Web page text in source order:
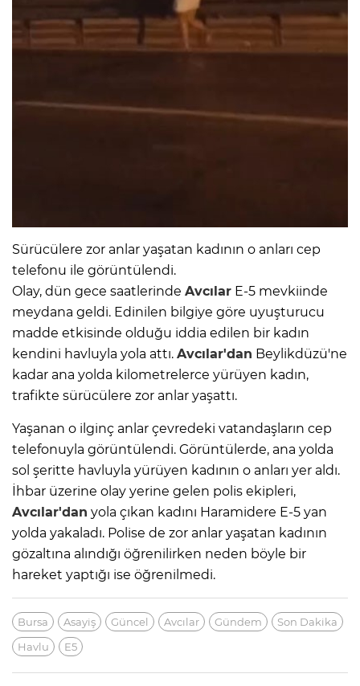
Sürücülere zor anlar yaşatan kadının o anları cep
telefonu ile görüntülendi.
Olay, dün gece saatlerinde Avcılar E-5 mevkiinde
meydana geldi. Edinilen bilgiye göre uyuşturucu
madde etkisinde olduğu iddia edilen bir kadın
kendini havluyla yola attı. Avcılar'dan Beylikdüzü'ne
kadar ana yolda kilometrelerce yürüyen kadın,
trafikte sürücülere zor anlar yaşattı.
Yaşanan o ilginç anlar çevredeki vatandaşların cep
telefonuyla görüntülendi. Görüntülerde, ana yolda
sol şeritte havluyla yürüyen kadının o anları yer aldı.
İhbar üzerine olay yerine gelen polis ekipleri,
Avcılar'dan yola çıkan kadını Haramidere E-5 yan
yolda yakaladı. Polise de zor anlar yaşatan kadının
gözaltına alındığı öğrenilirken neden böyle bir
hareket yaptığı ise öğrenilmedi.
Bursa Asayiş Güncel Avcılar Gündem
Son Dakika
Havlu
E5